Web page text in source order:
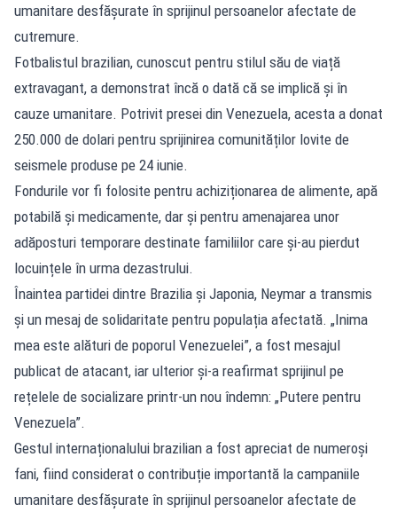
umanitare desfășurate în sprijinul persoanelor afectate de
cutremure.
Fotbalistul brazilian, cunoscut pentru stilul său de viață
extravagant, a demonstrat încă o dată că se implică și în
cauze umanitare. Potrivit presei din Venezuela, acesta a donat
250.000 de dolari pentru sprijinirea comunităților lovite de
seismele produse pe 24 iunie.
Fondurile vor fi folosite pentru achiziționarea de alimente, apă
potabilă și medicamente, dar și pentru amenajarea unor
adăposturi temporare destinate familiilor care și-au pierdut
locuințele în urma dezastrului.
Înaintea partidei dintre Brazilia și Japonia, Neymar a transmis
și un mesaj de solidaritate pentru populația afectată. „Inima
mea este alături de poporul Venezuelei”, a fost mesajul
publicat de atacant, iar ulterior și-a reafirmat sprijinul pe
rețelele de socializare printr-un nou îndemn: „Putere pentru
Venezuela”.
Gestul internaționalului brazilian a fost apreciat de numeroși
fani, fiind considerat o contribuție importantă la campaniile
umanitare desfășurate în sprijinul persoanelor afectate de